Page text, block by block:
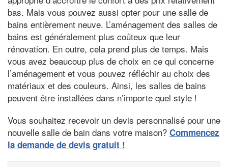
bas. Mais vous pouvez aussi opter pour une salle de
bains entièrement neuve. L’aménagement des salles de
bains est généralement plus coûteux que leur
rénovation. En outre, cela prend plus de temps. Mais
vous avez beaucoup plus de choix en ce qui concerne
l’aménagement et vous pouvez réfléchir au choix des
matériaux et des couleurs. Ainsi, les salles de bains
peuvent être installées dans n’importe quel style !
Vous souhaitez recevoir un devis personnalisé pour une
nouvelle salle de bain dans votre maison? Commencez
la demande de devis gratuit !